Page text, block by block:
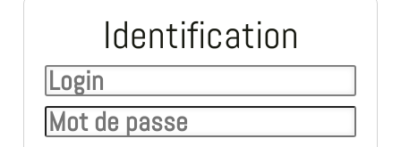
Identification